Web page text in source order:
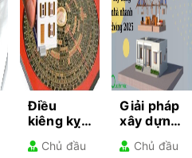
Điều
kiêng kỵ
nhà gia
Chủ đầu
Giải pháp
xây dựng
nhanh
Chủ đầu